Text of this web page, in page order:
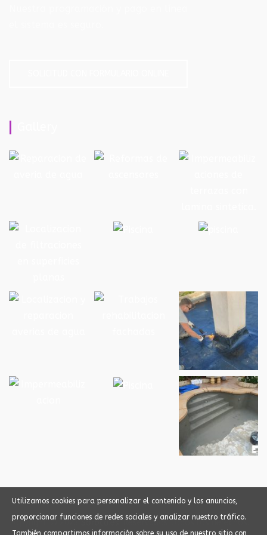
Copyright © 2023Soroca.es. Reservados todos los derechos.
Utilizamos cookies para personalizar el contenido y los anuncios,
proporcionar funciones de redes sociales y analizar nuestro tráfico.
También compartimos información sobre su uso de nuestro sitio con